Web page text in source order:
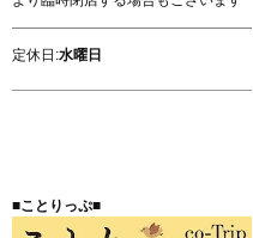
定休日:水曜日
■ことりっぷ■